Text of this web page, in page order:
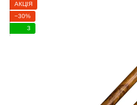
АКЦІЯ
−30%
3